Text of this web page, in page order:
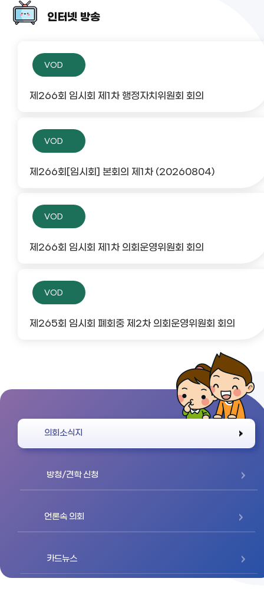
인터넷 방송
VOD
제266회 임시회 제1차 행정자치위원회 회의
VOD
제266회[임시회] 본회의 제1차 (20260804)
VOD
제266회 임시회 제1차 의회운영위원회 회의
VOD
제265회 임시회 폐회중 제2차 의회운영위원회 회의
의회소식지
방청/견학 신청
언론속 의회
카드뉴스